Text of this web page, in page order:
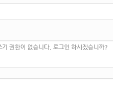
기 권한이 없습니다. 로그인 하시겠습니까?